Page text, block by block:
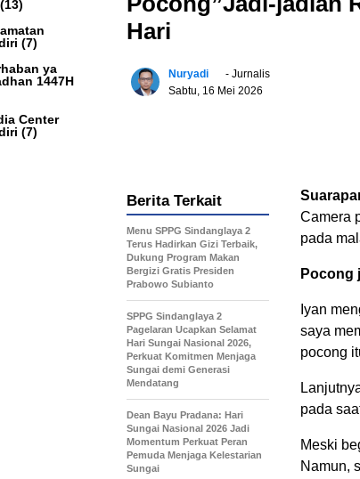
(7)
ya
1447H
Center
(7)
Hari
Nuryadi
- Jurnalis
Sabtu, 16 Mei 2026
Camera
pada
Pocong
Iyan
saya
pocong
pada
Meski
Namun,
Berita Terkait
Menu SPPG Sindanglaya 2
Terus Hadirkan Gizi Terbaik,
Dukung Program Makan
Bergizi Gratis Presiden
Prabowo Subianto
SPPG Sindanglaya 2
Pagelaran Ucapkan Selamat
Hari Sungai Nasional 2026,
Perkuat Komitmen Menjaga
Sungai demi Generasi
Mendatang
Dean Bayu Pradana: Hari
Sungai Nasional 2026 Jadi
Momentum Perkuat Peran
Pemuda Menjaga Kelestarian
Sungai